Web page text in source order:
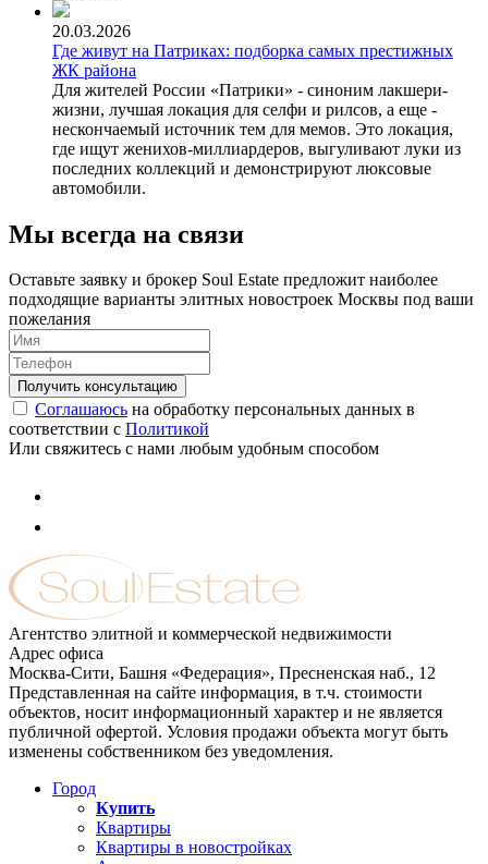
20.03.2026
Где живут на Патриках: подборка самых престижных
ЖК района
Для жителей России «Патрики» - синоним лакшери-
жизни, лучшая локация для селфи и рилсов, а еще -
нескончаемый источник тем для мемов. Это локация,
где ищут женихов-миллиардеров, выгуливают луки из
последних коллекций и демонстрируют люксовые
автомобили.
Мы всегда на связи
Оставьте заявку и брокер Soul Estate предложит наиболее
подходящие варианты элитных новостроек Москвы под ваши
пожелания
Соглашаюсь на обработку персональных данных в
соответствии с Политикой
Или свяжитесь с нами любым удобным способом
Агентство элитной и коммерческой недвижимости
Адрес офиса
Москва-Сити, Башня «Федерация», Пресненская наб., 12
Представленная на сайте информация, в т.ч. стоимости
объектов, носит информационный характер и не является
публичной офертой. Условия продажи объекта могут быть
изменены собственником без уведомления.
Город
Купить
Квартиры
Квартиры в новостройках